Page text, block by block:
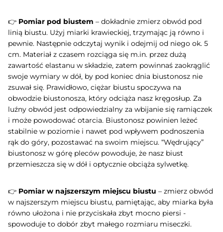
👉 Pomiar pod biustem – dokładnie zmierz obwód pod
linią biustu. Użyj miarki krawieckiej, trzymając ją równo i
pewnie. Następnie odczytaj wynik i odejmij od niego ok. 5
cm. Materiał z czasem rozciąga się m.in. przez dużą
zawartość elastanu w składzie, zatem powinnaś zaokrąglić
swoje wymiary w dół, by pod koniec dnia biustonosz nie
zsuwał się. Prawidłowo, ciężar biustu spoczywa na
obwodzie biustonosza, który odciąża nasz kręgosłup. Za
luźny obwód jest odpowiedzialny za wbijanie się ramiączek
i może powodować otarcia. Biustonosz powinien leżeć
stabilnie w poziomie i nawet pod wpływem podnoszenia
rąk do góry, pozostawać na swoim miejscu. “Wędrujący”
biustonosz w górę pleców powoduje, że nasz biust
przemieszcza się w dół i optycznie obciąża sylwetkę.
👉 Pomiar w najszerszym miejscu biustu – zmierz obwód
w najszerszym miejscu biustu, pamiętając, aby miarka była
równo ułożona i nie przyciskała zbyt mocno piersi -
spowoduje to dobór zbyt małego rozmiaru miseczki.